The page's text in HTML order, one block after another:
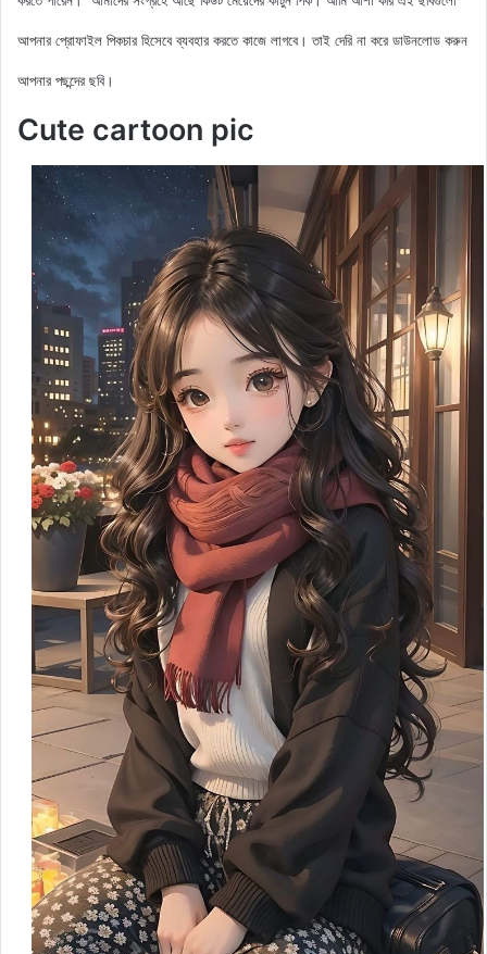
আপনার প্রোফাইল পিকচার হিসেবে ব্যবহার করতে কাজে লাগবে। তাই দেরি না করে ডাউনলোড করুন
আপনার পছন্দের ছবি।
Cute cartoon pic